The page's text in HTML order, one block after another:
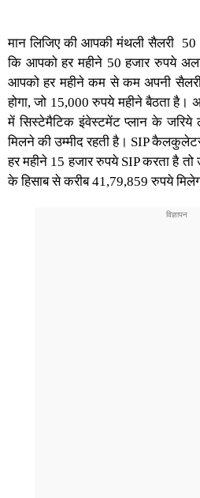
मान लिजिए की आपकी मंथली सैलरी
कि आपको हर महीने 50 हजार रुपये
आपको हर महीने कम से कम अपनी सैलरी
होगा, जो 15,000 रुपये महीने बैठता
में सिस्टेमैटिक इंवेस्टमेंट प्लान के जरिये
मिलने की उम्मीद रहती है। SIP
हर महीने 15 हजार रुपये SIP करता है तो
के हिसाब से करीब 41,79,859 रुपये